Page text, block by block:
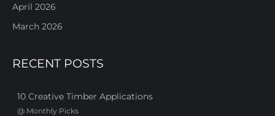
April 2026
March 2026
RECENT POSTS
10 Creative Timber Applications
@ Monthly Picks